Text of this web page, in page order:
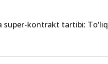
super-kontrakt tartibi: To‘liq